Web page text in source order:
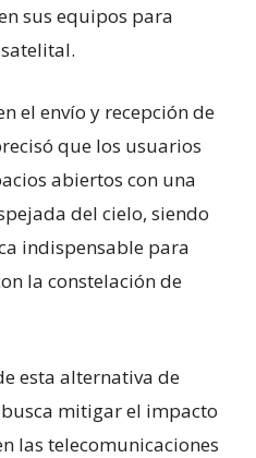
sus equipos para
el envío y recepción de
que los usuarios
abiertos con una
del cielo, siendo
indispensable para
la constelación de
esta alternativa de
mitigar el impacto
las telecomunicaciones